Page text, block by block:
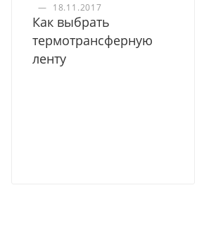
— 18.11.2017
Как выбрать
термотрансферную
ленту